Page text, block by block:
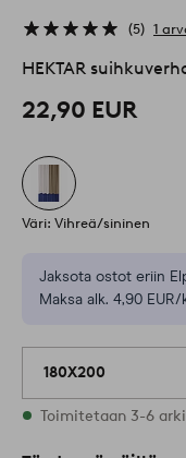
5 1
HEKTAR
22,90 EUR
Väri: Vihreä/sininen
Jaksota ostot eriin
Maksa alk. 4,90 EUR/
180X200
Varastossa
Toimitetaan 3-6